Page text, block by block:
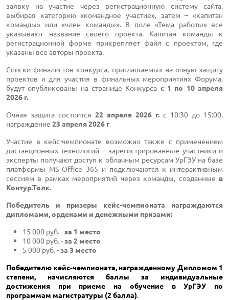
заявку на участие через регистрационную систему сайта,
выбирая категорию «командное участие», затем – «капитан
команды» или «член команды». В поле «Тема работы» все
указывают название своего проекта. Капитан команды к
регистрационной форме прикрепляет файл с проектом, где
указаны все авторы проекта.
Списки финалистов конкурса, приглашаемых на очную защиту
проектов и для участия в финальных мероприятиях Форума,
будут опубликованы на странице Конкурса с 1 по 10 апреля
2026 г.
Очная защита состоится 22 апреля 2026 г. с 10:30 до 15:00,
награждение 23 апреля 2026 г.
Участие в кейс-чемпионате возможно также с применением
дистанционных технологий – зарегистрированные участники и
эксперты получают доступ к облачным ресурсам УрГЭУ на базе
платформы MS Office 365 и подключаются к интерактивным
сессиям в рамках мероприятий через команды, созданные в
Контур.Толк.
Победитель и призеры кейс-чемпионата награждаются
дипломами, орденами и денежными призами:
15 000 руб. -за 1 место
10 000 руб. -за 2 место
5 000 руб. -за 3 место
Победителю кейс-чемпионата, награжденному Дипломом 1
степени, начисляются баллы за индивидуальные
достижения при приеме на обучение в УрГЭУ по
программам магистратуры (2 балла).